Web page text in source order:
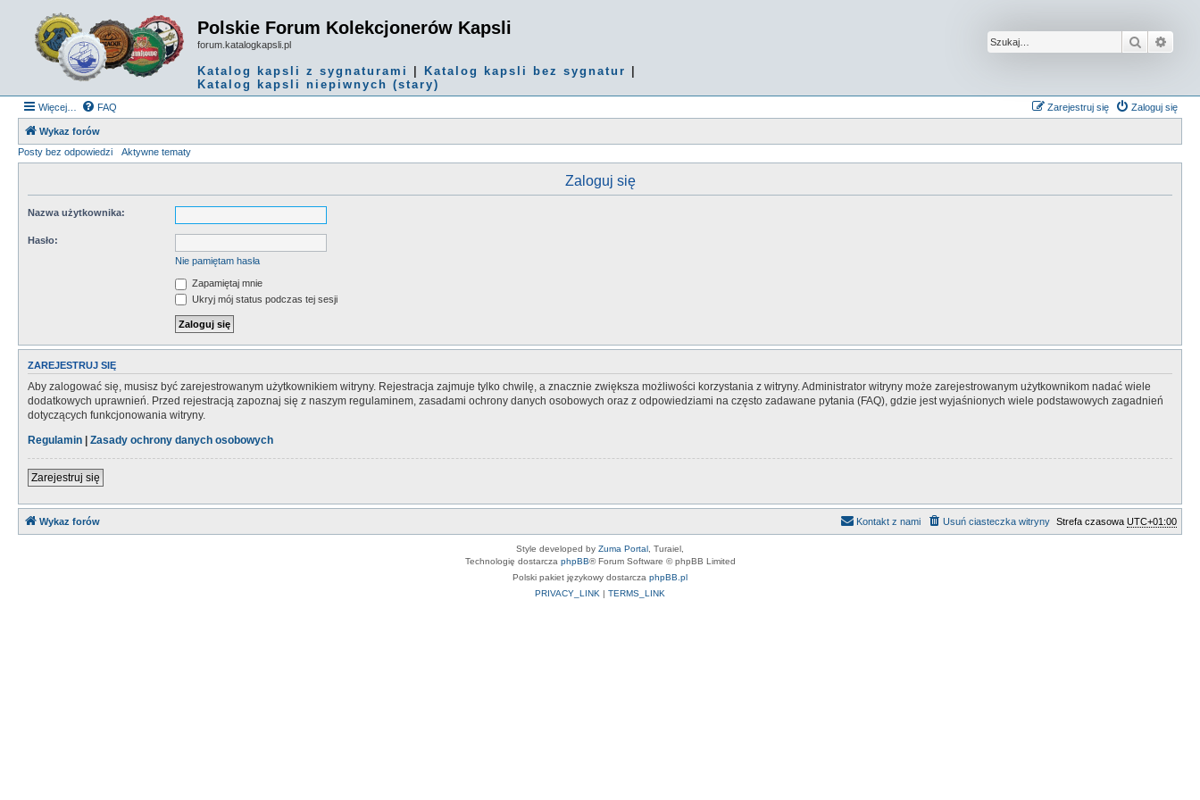
Polskie Forum Kolekcjonerów Kapsli
forum.katalogkapsli.pl
Katalog kapsli z sygnaturami Katalog kapsli bez sygnatur
Katalog kapsli niepiwnych (stary)
Szukaj
Więcej… FAQ Zaloguj się
Zarejestruj się
Wykaz forów
Posty bez odpowiedzi
Aktywne tematy
Zaloguj się
Nazwa użytkownika:
Hasło:
Nie pamiętam hasła
Zapamiętaj mnie
Ukryj mój status podczas tej sesji
ZAREJESTRUJ SIĘ
Aby zalogować się, musisz być zarejestrowanym użytkownikiem witryny. Rejestracja zajmuje tylko chwilę, a znacznie zwiększa możliwości korzystania z witryny. Administrator witryny może zarejestrowanym użytkownikom nadać wiele
dodatkowych uprawnień. Przed rejestracją zapoznaj się z naszym regulaminem, zasadami ochrony danych osobowych oraz z odpowiedziami na często zadawane pytania (FAQ), gdzie jest wyjaśnionych wiele podstawowych zagadnień
dotyczących funkcjonowania witryny.
Regulamin | Zasady ochrony danych osobowych
Zarejestruj się
Wykaz forów Strefa czasowa UTC+01:00
Usuń ciasteczka witryny
Kontakt z nami
Style developed by Zuma Portal , Turaiel,
Technologię dostarcza phpBB® Forum Software © phpBB Limited
Polski pakiet językowy dostarcza phpBB.pl
PRIVACY_LINK | TERMS_LINK